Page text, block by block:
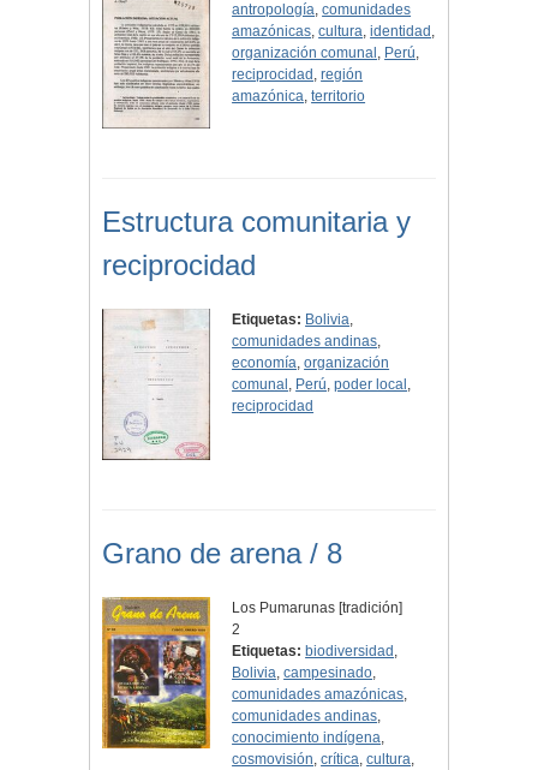
antropología,comunidades
amazónicas,cultura,identidad ,
organización comunal , Perú,
reciprocidad ,región
amazónica,territorio
Estructura comunitaria y
reciprocidad
Etiquetas: Bolivia,
comunidades andinas,
economía,organización
comunal , Perú,poder local ,
reciprocidad
Grano de arena / 8
Los Pumarunas [tradición]
2
Etiquetas: biodiversidad ,
Bolivia,campesinado,
comunidades amazónicas,
comunidades andinas,
conocimiento indígena,
cosmovisión,crítica,cultura,